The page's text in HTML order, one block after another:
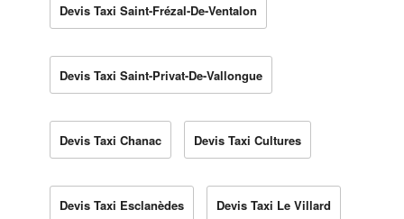
Devis Taxi Saint-Frézal-De-Ventalon
Devis Taxi Saint-Privat-De-Vallongue
Devis Taxi Chanac Devis Taxi Cultures
Devis Taxi Esclanèdes Devis Taxi Le Villard